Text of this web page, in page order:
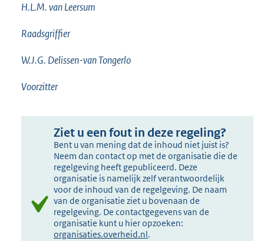
H.L.M. van Leersum
Raadsgriffier
W.J.G. Delissen-van Tongerlo
Voorzitter
Ziet u een fout in deze regeling?
Bent u van mening dat de inhoud niet juist is?
Neem dan contact op met de organisatie die de
regelgeving heeft gepubliceerd. Deze
organisatie is namelijk zelf verantwoordelijk
voor de inhoud van de regelgeving. De naam
van de organisatie ziet u bovenaan de
regelgeving. De contactgegevens van de
organisatie kunt u hier opzoeken:
organisaties.overheid.nl.